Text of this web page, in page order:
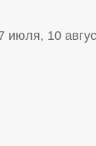
июля, 10